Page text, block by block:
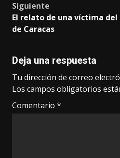
Siguiente
El relato de una víctima
de Caracas
Deja una respuesta
Tu dirección de correo
Los campos obligatorios
Comentario *